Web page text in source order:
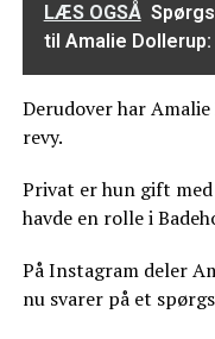
LÆS OGSÅ
til Amalie
Derudover har
revy.
Privat er hun gift med
havde en rolle i
På Instagram deler
nu svarer på et